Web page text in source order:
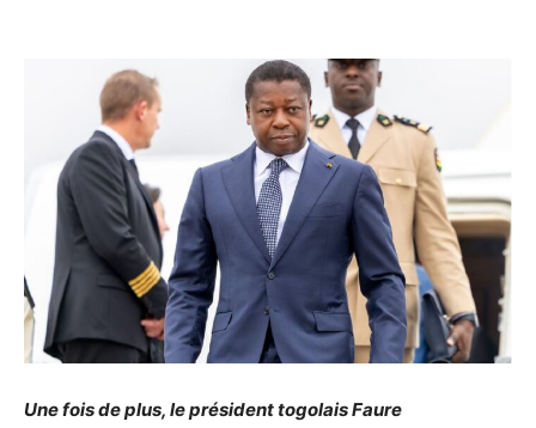
Une fois de plus, le président togolais Faure